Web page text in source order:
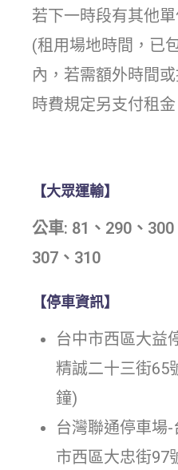
若下一時段有其他
(租用場地時間，已
內，若需額外時間
時費規定另支付租
【大眾運輸】
公車: 81、290、
307、310
【停車資訊】
台中市西區大益
精誠二十三街65
鐘)
台灣聯通停車場
市西區大忠街97